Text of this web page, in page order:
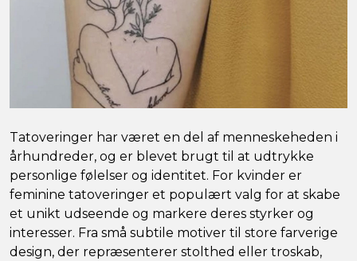
Tatoveringer har været en del af menneskeheden i
århundreder, og er blevet brugt til at udtrykke
personlige følelser og identitet. For kvinder er
feminine tatoveringer et populært valg for at skabe
et unikt udseende og markere deres styrker og
interesser. Fra små subtile motiver til store farverige
design, der repræsenterer stolthed eller troskab,